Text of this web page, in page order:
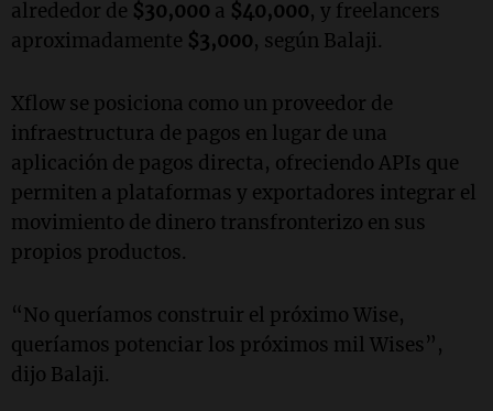
alrededor de $30,000 a $40,000, y freelancers
aproximadamente $3,000, según Balaji.
Xflow se posiciona como un proveedor de
infraestructura de pagos en lugar de una
aplicación de pagos directa, ofreciendo APIs que
permiten a plataformas y exportadores integrar el
movimiento de dinero transfronterizo en sus
propios productos.
“No queríamos construir el próximo Wise,
queríamos potenciar los próximos mil Wises”,
dijo Balaji.